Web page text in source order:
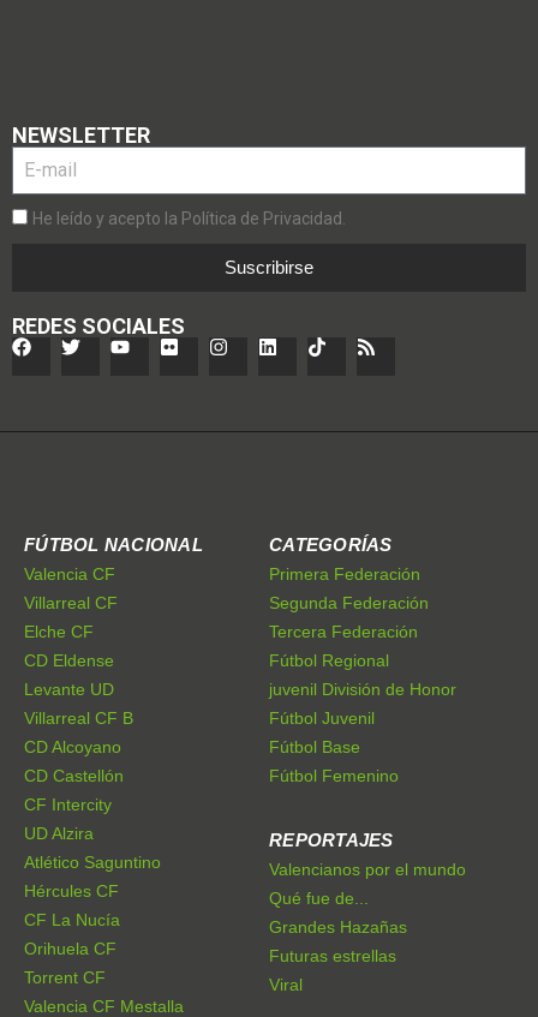
NEWSLETTER
He leído y acepto la Política de Privacidad.
Suscribirse
REDES SOCIALES
FÚTBOL NACIONAL
Valencia CF
Villarreal CF
Elche CF
CD Eldense
Levante UD
Villarreal CF B
CD Alcoyano
CD Castellón
CF Intercity
UD Alzira
Atlético Saguntino
Hércules CF
CF La Nucía
Orihuela CF
Torrent CF
Valencia CF Mestalla
CATEGORÍAS
Primera Federación
Segunda Federación
Tercera Federación
Fútbol Regional
juvenil División de Honor
Fútbol Juvenil
Fútbol Base
Fútbol Femenino
REPORTAJES
Valencianos por el mundo
Qué fue de...
Grandes Hazañas
Futuras estrellas
Viral